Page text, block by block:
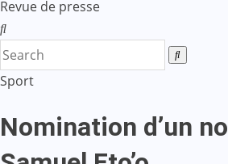
Revue de presse
Sport
Nomination d’un